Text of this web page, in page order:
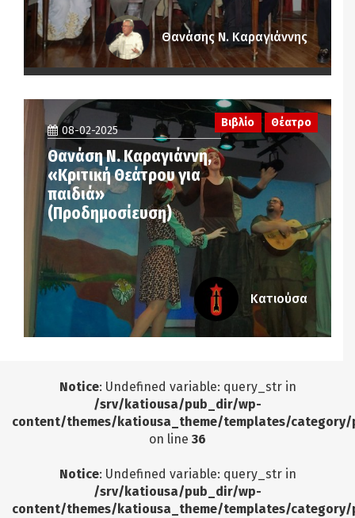
Θανάσης Ν. Καραγιάννης
08-02-2025
Θανάση Ν. Καραγιάννη,
«Κριτική Θεάτρου για
παιδιά»
(Προδημοσίευση)
Βιβλίο Θέατρο
Κατιούσα
Notice: Undefined variable: query_str in
/srv/katiousa/pub_dir/wp-
content/themes/katiousa_theme/templates/
on line 36
Notice: Undefined variable: query_str in
/srv/katiousa/pub_dir/wp-
content/themes/katiousa_theme/templates/